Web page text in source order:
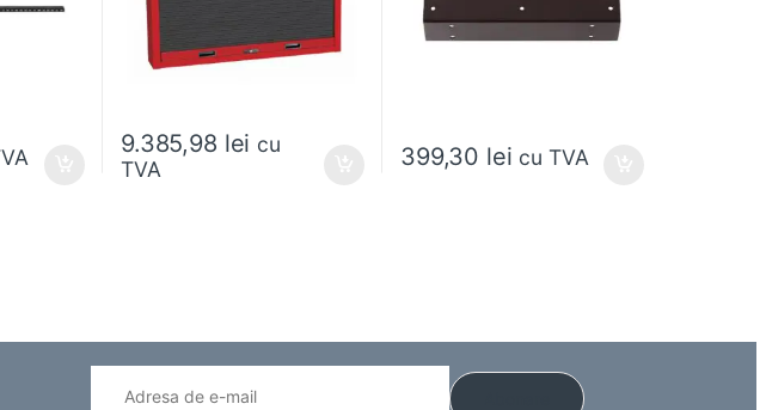
9.385,98 lei cu
TVA
399,30 lei cu TVA